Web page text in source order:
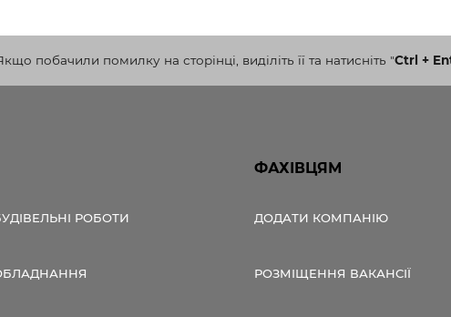
побачили помилку на сторінці, виділіть її та натисніть "Ctrl +
РОБОТИ
ФАХІВЦЯМ
ДОДАТИ КОМПАНІЮ
РОЗМІЩЕННЯ ВАКАНСІЇ